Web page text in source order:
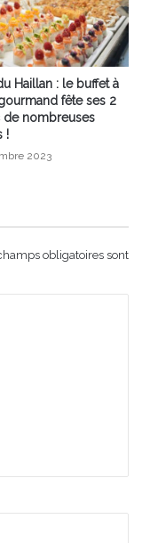
Haillan : le buffet à
fête ses 2
de nombreuses
!
2023
obligatoires sont